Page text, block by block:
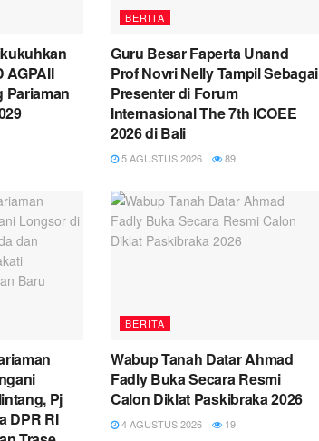
AGPAII
Pariaman
BERITA
Guru Besar Faperta Unand
Prof Novri Nelly Tampil Sebagai
Presenter di Forum
Internasional The 7th ICOEE
2026 di Bali
5 AGUSTUS 2026 89
Pj
DPR RI
BERITA
Wabup Tanah Datar Ahmad
Fadly Buka Secara Resmi
Calon Diklat Paskibraka 2026
4 AGUSTUS 2026 19